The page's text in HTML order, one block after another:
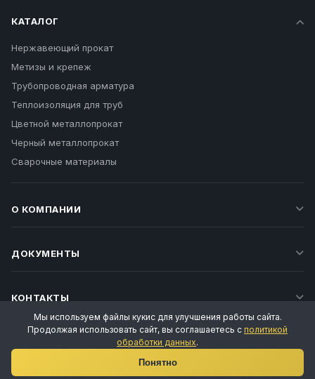
КАТАЛОГ
Нержавеющий прокат
Метизы и крепеж
Трубопроводная арматура
Теплоизоляция для труб
Цветной металлопрокат
Черный металлопрокат
Сварочные материалы
О КОМПАНИИ
ДОКУМЕНТЫ
КОНТАКТЫ
Мы используем файлы кукис для улучшения работы сайта.
Продолжая использовать сайт, вы соглашаетесь с политикой
обработки данных.
Понятно